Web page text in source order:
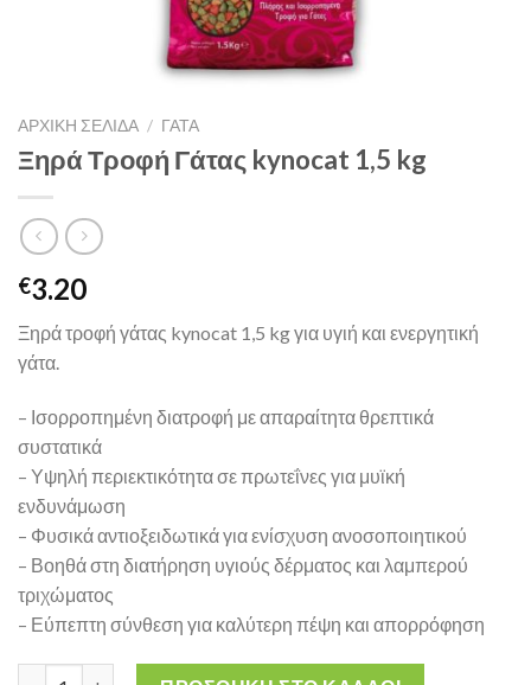
ΑΡΧΙΚΉ ΣΕΛΊΔΑ / ΓΑΤΑ
Ξηρά Τροφή Γάτας kynocat 1,5 kg
€3.20
Ξηρά τροφή γάτας kynocat 1,5 kg για υγιή και ενεργητική
γάτα.
– Ισορροπημένη διατροφή με απαραίτητα θρεπτικά
συστατικά
– Υψηλή περιεκτικότητα σε πρωτεΐνες για μυϊκή
ενδυνάμωση
– Φυσικά αντιοξειδωτικά για ενίσχυση ανοσοποιητικού
– Βοηθά στη διατήρηση υγιούς δέρματος και λαμπερού
τριχώματος
– Εύπεπτη σύνθεση για καλύτερη πέψη και απορρόφηση
Ξηρά Τροφή Γάτας kynocat 1,5 kg ποσότητα